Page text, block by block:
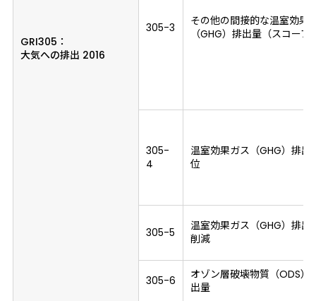
GRI305：
大気への排出 2016
305-3
その他の間接的な温室効果
（GHG）排出量（スコープ
305-
4
温室効果ガス（GHG）排出
位
305-5
温室効果ガス（GHG）排出
削減
305-6
オゾン層破壊物質（ODS）
出量